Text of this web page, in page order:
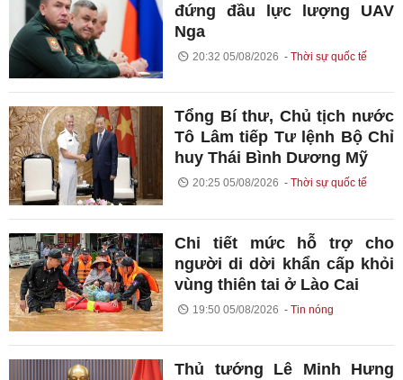
đứng đầu lực lượng UAV
Nga
20:32 05/08/2026 Thời sự quốc tế
Tổng Bí thư, Chủ tịch nước
Tô Lâm tiếp Tư lệnh Bộ Chỉ
huy Thái Bình Dương Mỹ
20:25 05/08/2026 Thời sự quốc tế
Chi tiết mức hỗ trợ cho
người di dời khẩn cấp khỏi
vùng thiên tai ở Lào Cai
19:50 05/08/2026 Tin nóng
Thủ tướng Lê Minh Hưng